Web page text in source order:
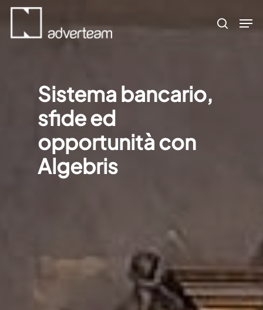
Skip
main
search
Sistema bancario,
sfide ed
opportunità con
Algebris